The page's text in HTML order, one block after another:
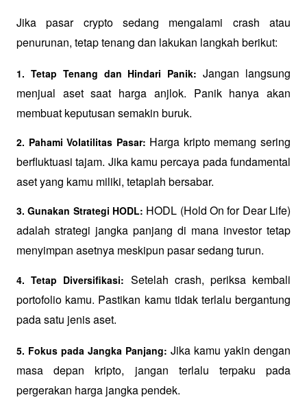
Jika pasar crypto sedang mengalami crash atau
penurunan, tetap tenang dan lakukan langkah berikut:
1. Tetap Tenang dan Hindari Panik: Jangan langsung
menjual aset saat harga anjlok. Panik hanya akan
membuat keputusan semakin buruk.
2. Pahami Volatilitas Pasar: Harga kripto memang sering
berfluktuasi tajam. Jika kamu percaya pada fundamental
aset yang kamu miliki, tetaplah bersabar.
3. Gunakan Strategi HODL: HODL (Hold On for Dear Life)
adalah strategi jangka panjang di mana investor tetap
menyimpan asetnya meskipun pasar sedang turun.
4. Tetap Diversifikasi: Setelah crash, periksa kembali
portofolio kamu. Pastikan kamu tidak terlalu bergantung
pada satu jenis aset.
5. Fokus pada Jangka Panjang: Jika kamu yakin dengan
masa depan kripto, jangan terlalu terpaku pada
pergerakan harga jangka pendek.